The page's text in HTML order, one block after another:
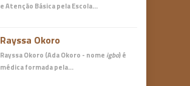
e Atenção Básicapela Escola…
Rayssa Okoro
Rayssa Okoro (Ada Okoro - nome igbo) é
médicaformada pela…